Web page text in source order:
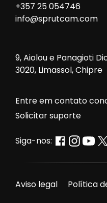
+357 25 054746
info@sprutcam.com
9, Aiolou e Panagioti
3020, Limassol, Chipre
Entre em contato
Solicitar suporte
Siga-nos:
Aviso legal Política